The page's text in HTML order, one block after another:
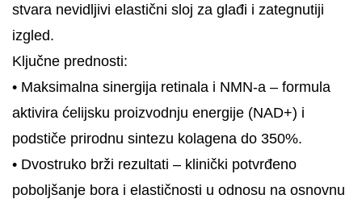
stvara nevidljivi elastični sloj za glađi i zategnutiji
izgled.
Ključne prednosti:
• Maksimalna sinergija retinala i NMN-a – formula
aktivira ćelijsku proizvodnju energije (NAD+) i
podstiče prirodnu sintezu kolagena do 350%.
• Dvostruko brži rezultati – klinički potvrđeno
poboljšanje bora i elastičnosti u odnosu na osnovnu